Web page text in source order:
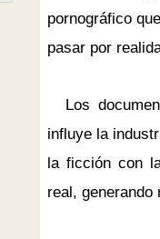
pornográfico
pasar por
Los
influye la
la ficción con
real,